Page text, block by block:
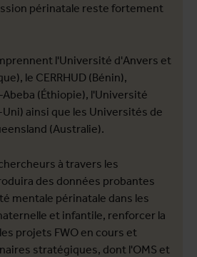
périnatale reste fortement
l'Université d'Anvers et
le CERRHUD (Bénin),
(Éthiopie), l'Université
ainsi que les Universités de
(Australie).
à travers les
des données probantes
mentale périnatale dans les
et infantile, renforcer la
projets FWO en cours et
stratégiques, dont l'OMS et